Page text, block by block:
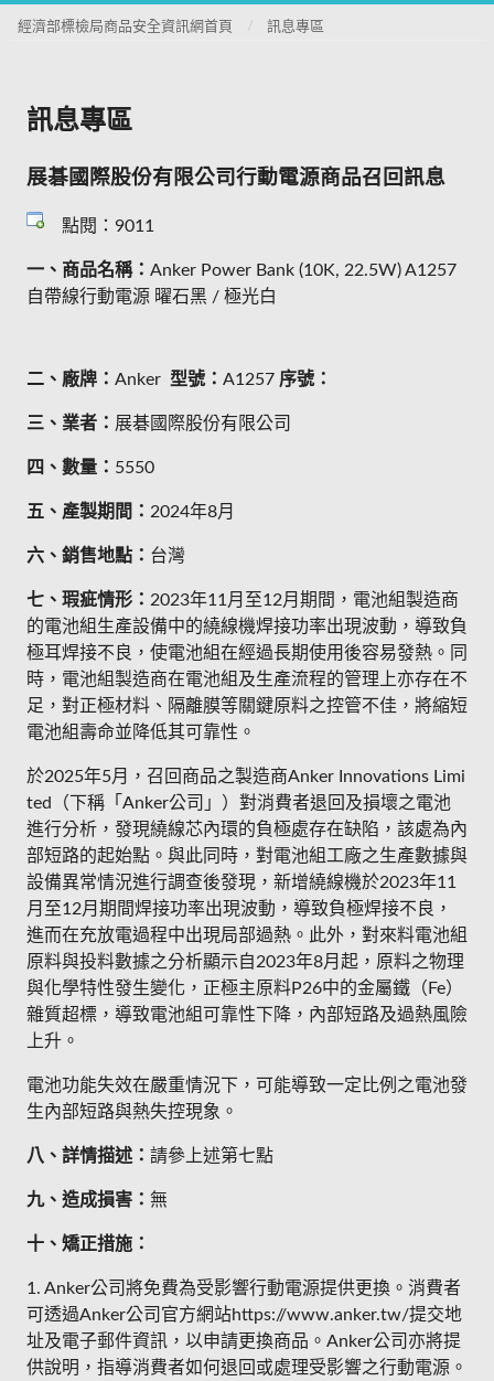
經濟部標檢局商品安全資訊網首頁 訊息專區
訊息專區
展碁國際股份有限公司行動電源商品召回訊息
點閱：9011
一、商品名稱： Anker Power Bank (10K, 22.5W) A1257
自帶線行動電源 曜石黑 / 極光白
二、廠牌： Anker 型號： A1257 序號：
三、業者： 展碁國際股份有限公司
四、數量： 5550
五、產製期間： 2024年8月
六、銷售地點： 台灣
七、瑕疵情形： 2023年11月至12月期間，電池組製造商
的電池組生產設備中的繞線機焊接功率出現波動，導致負
極耳焊接不良，使電池組在經過長期使用後容易發熱。同
時，電池組製造商在電池組及生產流程的管理上亦存在不
足，對正極材料、隔離膜等關鍵原料之控管不佳，將縮短
電池組壽命並降低其可靠性。
於2025年5月，召回商品之製造商Anker Innovations Limi
ted（下稱「Anker公司」）對消費者退回及損壞之電池
進行分析，發現繞線芯內環的負極處存在缺陷，該處為內
部短路的起始點。與此同時，對電池組工廠之生產數據與
設備異常情況進行調查後發現，新增繞線機於2023年11
月至12月期間焊接功率出現波動，導致負極焊接不良，
進而在充放電過程中出現局部過熱。此外，對來料電池組
原料與投料數據之分析顯示自2023年8月起，原料之物理
與化學特性發生變化，正極主原料P26中的金屬鐵（Fe）
雜質超標，導致電池組可靠性下降，內部短路及過熱風險
上升。
電池功能失效在嚴重情況下，可能導致一定比例之電池發
生內部短路與熱失控現象。
八、詳情描述： 請參上述第七點
九、造成損害： 無
十、矯正措施：
1. Anker公司將免費為受影響行動電源提供更換。消費者
可透過Anker公司官方網站https://www.anker.tw/提交地
址及電子郵件資訊，以申請更換商品。Anker公司亦將提
供說明，指導消費者如何退回或處理受影響之行動電源。